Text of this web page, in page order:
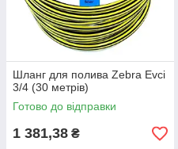
Шланг для полива Zebra Evci
3/4 (30 метрів)
Готово до відправки
1 381,38 ₴